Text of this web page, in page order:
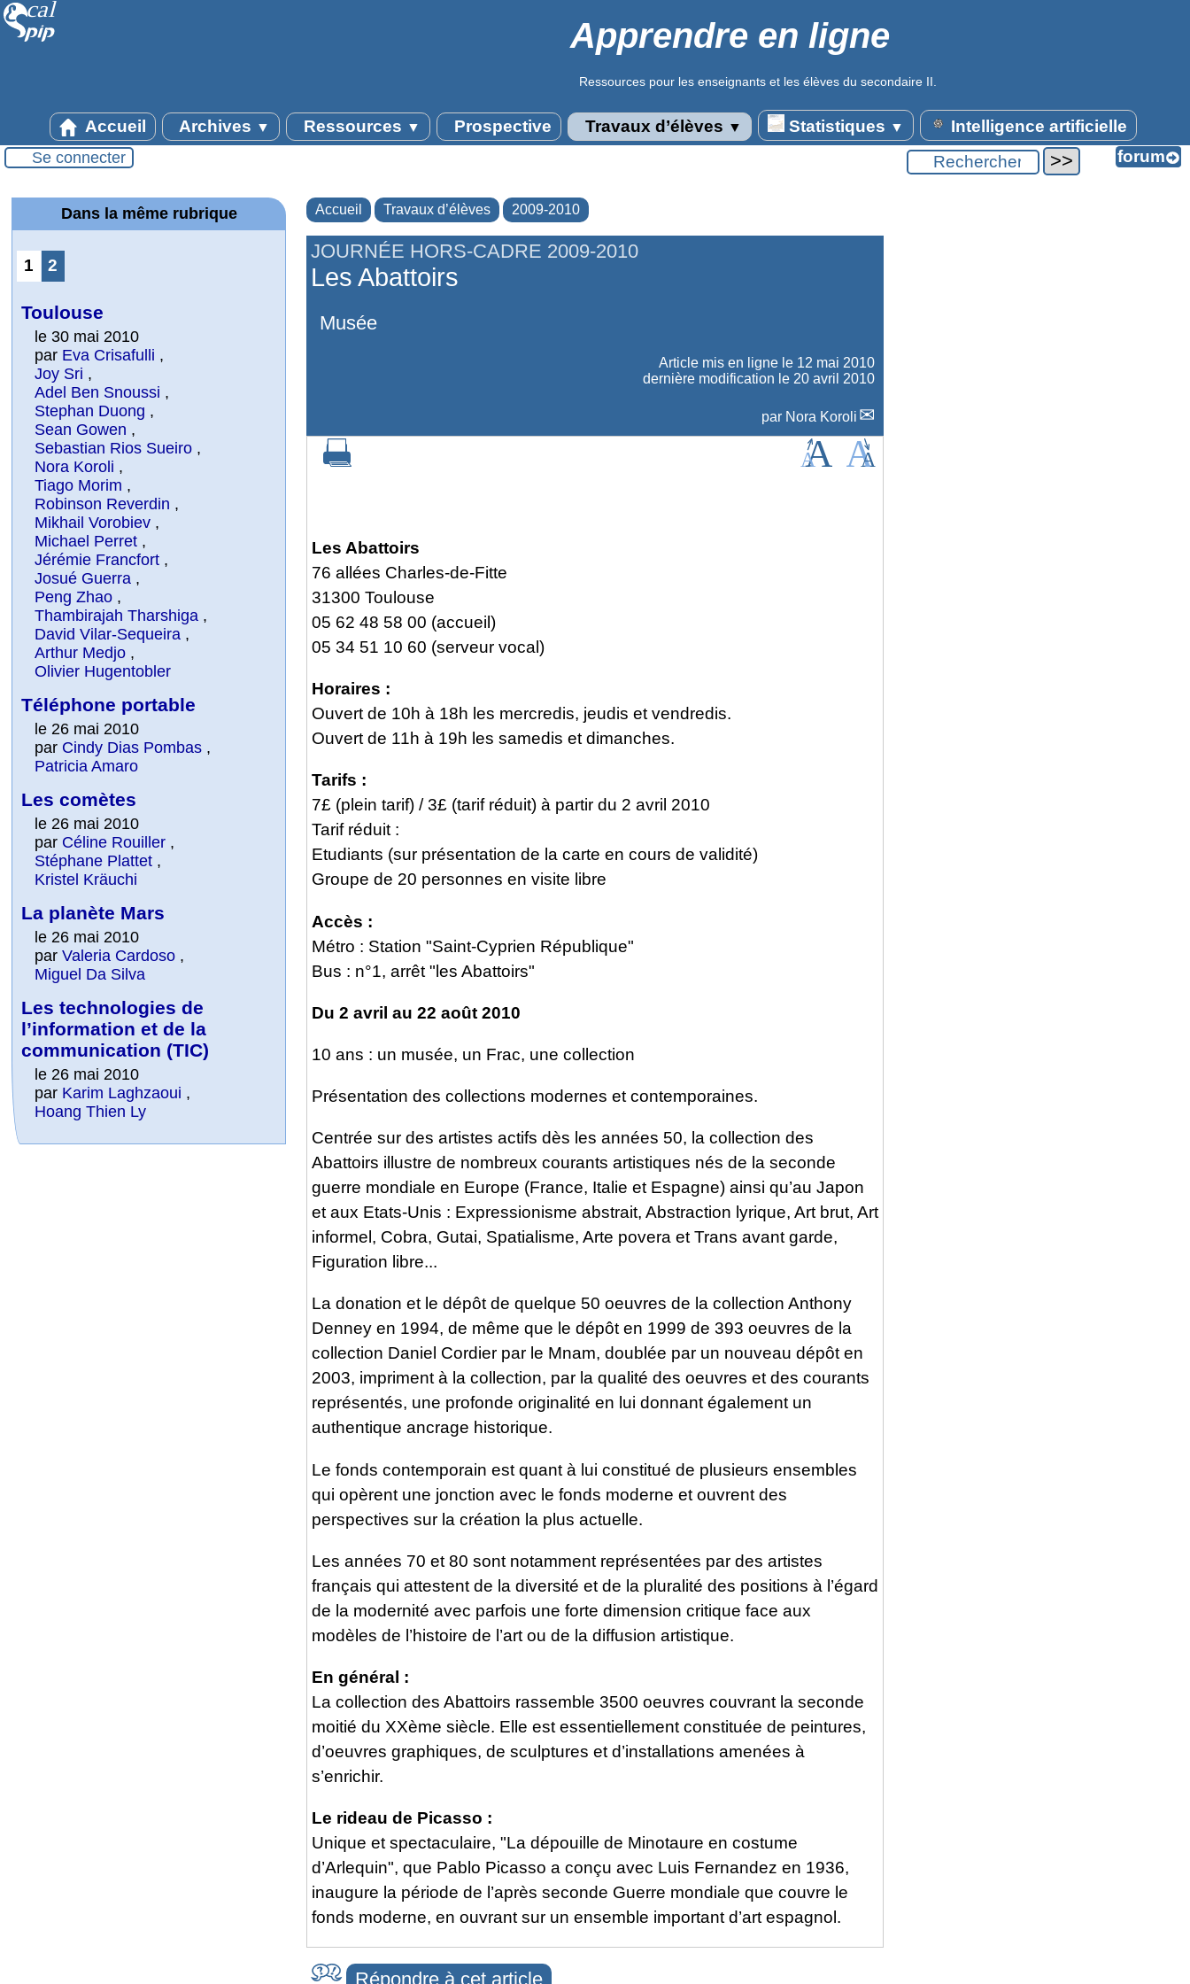
Apprendre en ligne
Ressources pour les enseignants et les élèves du secondaire II.
Accueil Archives ▼ Ressources ▼ Prospective Travaux d’élèves ▼ Statistiques ▼ Intelligence artificielle
Se connecter
Accueil Travaux d’élèves 2009-2010
JOURNÉE HORS-CADRE 2009-2010
Les Abattoirs
Musée
Article mis en ligne le 12 mai 2010
dernière modification le 20 avril 2010
par Nora Koroli
Les Abattoirs
76 allées Charles-de-Fitte
31300 Toulouse
05 62 48 58 00 (accueil)
05 34 51 10 60 (serveur vocal)
Horaires :
Ouvert de 10h à 18h les mercredis, jeudis et vendredis.
Ouvert de 11h à 19h les samedis et dimanches.
Tarifs :
7£ (plein tarif) / 3£ (tarif réduit) à partir du 2 avril 2010
Tarif réduit :
Etudiants (sur présentation de la carte en cours de validité)
Groupe de 20 personnes en visite libre
Accès :
Métro : Station "Saint-Cyprien République"
Bus : n°1, arrêt "les Abattoirs"
Du 2 avril au 22 août 2010
10 ans : un musée, un Frac, une collection
Présentation des collections modernes et contemporaines.
Centrée sur des artistes actifs dès les années 50, la collection des
Abattoirs illustre de nombreux courants artistiques nés de la seconde
guerre mondiale en Europe (France, Italie et Espagne) ainsi qu’au Japon
et aux Etats-Unis : Expressionisme abstrait, Abstraction lyrique, Art brut, Art
informel, Cobra, Gutai, Spatialisme, Arte povera et Trans avant garde,
Figuration libre...
La donation et le dépôt de quelque 50 oeuvres de la collection Anthony
Denney en 1994, de même que le dépôt en 1999 de 393 oeuvres de la
collection Daniel Cordier par le Mnam, doublée par un nouveau dépôt en
2003, impriment à la collection, par la qualité des oeuvres et des courants
représentés, une profonde originalité en lui donnant également un
authentique ancrage historique.
Le fonds contemporain est quant à lui constitué de plusieurs ensembles
qui opèrent une jonction avec le fonds moderne et ouvrent des
perspectives sur la création la plus actuelle.
Les années 70 et 80 sont notamment représentées par des artistes
français qui attestent de la diversité et de la pluralité des positions à l’égard
de la modernité avec parfois une forte dimension critique face aux
modèles de l’histoire de l’art ou de la diffusion artistique.
En général :
La collection des Abattoirs rassemble 3500 oeuvres couvrant la seconde
moitié du XXème siècle. Elle est essentiellement constituée de peintures,
d’oeuvres graphiques, de sculptures et d’installations amenées à
s’enrichir.
Le rideau de Picasso :
Unique et spectaculaire, "La dépouille de Minotaure en costume
d’Arlequin", que Pablo Picasso a conçu avec Luis Fernandez en 1936,
inaugure la période de l’après seconde Guerre mondiale que couvre le
fonds moderne, en ouvrant sur un ensemble important d’art espagnol.
Répondre à cet article
Dans la même rubrique
1 2
Toulouse
le 30 mai 2010
par Eva Crisafulli ,
Joy Sri ,
Adel Ben Snoussi ,
Stephan Duong ,
Sean Gowen ,
Sebastian Rios Sueiro ,
Nora Koroli ,
Tiago Morim ,
Robinson Reverdin ,
Mikhail Vorobiev ,
Michael Perret ,
Jérémie Francfort ,
Josué Guerra ,
Peng Zhao ,
Thambirajah Tharshiga ,
David Vilar-Sequeira ,
Arthur Medjo ,
Olivier Hugentobler
Téléphone portable
le 26 mai 2010
par Cindy Dias Pombas ,
Patricia Amaro
Les comètes
le 26 mai 2010
par Céline Rouiller ,
Stéphane Plattet ,
Kristel Kräuchi
La planète Mars
le 26 mai 2010
parValeria Cardoso ,
Miguel Da Silva
Les technologies de
l’information et de la
communication (TIC)
le 26 mai 2010
par Karim Laghzaoui ,
Hoang Thien Ly